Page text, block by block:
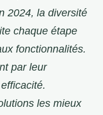
2024, la diversité
chaque étape
fonctionnalités.
par leur
les mieux